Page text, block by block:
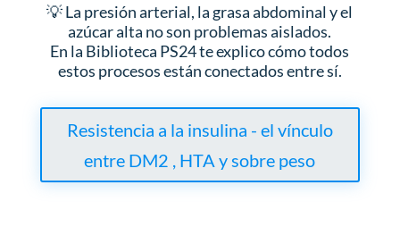
💡 La presión arterial, la grasa abdominal y el
azúcar alta no son problemas aislados.
En la Biblioteca PS24 te explico cómo todos
estos procesos están conectados entre sí.
Resistencia a la insulina - el vínculo
entre DM2 , HTA y sobre peso